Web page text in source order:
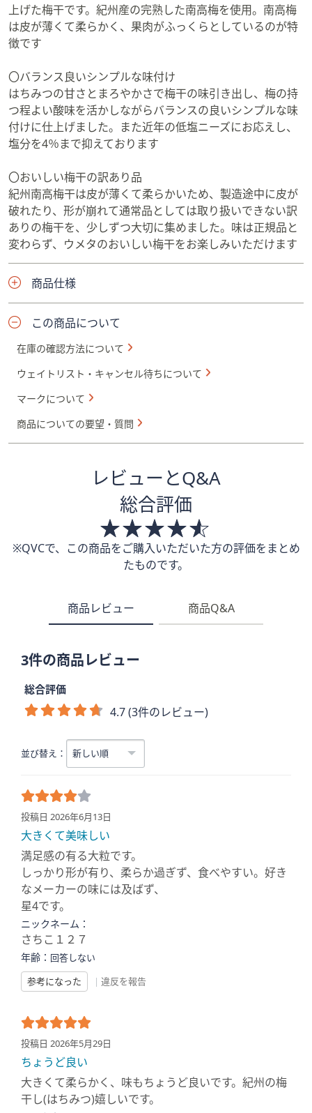
上げた梅干です。紀州産の完熟した南高梅を使用。南高梅
は皮が薄くて柔らかく、果肉がふっくらとしているのが特
徴です
〇バランス良いシンプルな味付け
はちみつの甘さとまろやかさで梅干の味引き出し、梅の持
つ程よい酸味を活かしながらバランスの良いシンプルな味
付けに仕上げました。また近年の低塩ニーズにお応えし、
塩分を4％まで抑えております
〇おいしい梅干の訳あり品
紀州南高梅干は皮が薄くて柔らかいため、製造途中に皮が
破れたり、形が崩れて通常品としては取り扱いできない訳
ありの梅干を、少しずつ大切に集めました。味は正規品と
変わらず、ウメタのおいしい梅干をお楽しみいただけます
商品仕様
この商品について
在庫の確認方法について
ウェイトリスト・キャンセル待ちについて
マークについて
商品についての要望・質問
レビューとQ&A
総合評価
※QVCで、この商品をご購入いただいた方の評価をまとめ
たものです。
商品レビュー 商品Q&A
3件の商品レビュー
総合評価
4.7 (3件のレビュー)
並び替え：
投稿日 2026年6月13日
大きくて美味しい
満足感の有る大粒です。
しっかり形が有り、柔らか過ぎず、食べやすい。好き
なメーカーの味には及ばず、
星4です。
ニックネーム：
さちこ１２７
年齢： 回答しない
参考になった
| 違反を報告
投稿日 2026年5月29日
ちょうど良い
大きくて柔らかく、味もちょうど良いです。紀州の梅
干し(はちみつ)嬉しいです。